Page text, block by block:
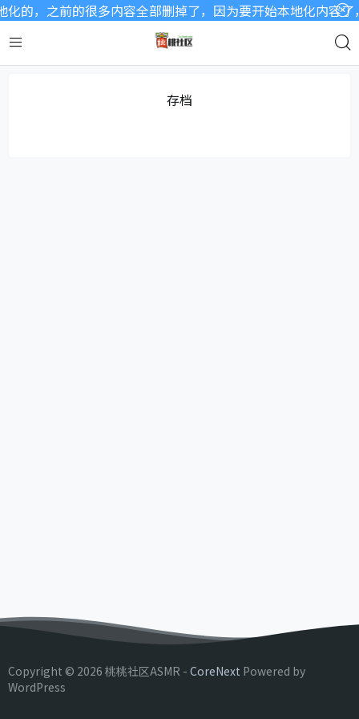
的，之前的很多内容全部删掉了，因为要开始本地化内容
存档
Copyright © 2026 桃桃社区ASMR - CoreNext Powered by
WordPress